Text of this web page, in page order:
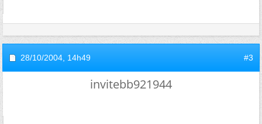
28/10/2004, 14h49 #3
invitebb921944